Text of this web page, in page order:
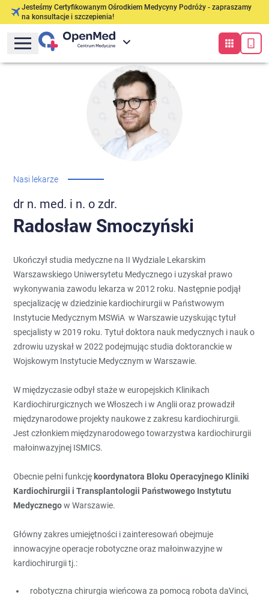
Jesteśmy Certyfikowanym Ośrodkiem Medycyny Podróży - zapraszamy
na konsultacje i szczepienia!
Nasi lekarze
dr n. med. i n. o zdr.
Radosław Smoczyński
Ukończył studia medyczne na II Wydziale Lekarskim
Warszawskiego Uniwersytetu Medycznego i uzyskał prawo
wykonywania zawodu lekarza w 2012 roku. Następnie podjął
specjalizację w dziedzinie kardiochirurgii w Państwowym
Instytucie Medycznym MSWiA w Warszawie uzyskując tytuł
specjalisty w 2019 roku. Tytuł doktora nauk medycznych i nauk o
zdrowiu uzyskał w 2022 podejmując studia doktoranckie w
Wojskowym Instytucie Medycznym w Warszawie.
W międzyczasie odbył staże w europejskich Klinikach
Kardiochirurgicznych we Włoszech i w Anglii oraz prowadził
międzynarodowe projekty naukowe z zakresu kardiochirurgii.
Jest członkiem międzynarodowego towarzystwa kardiochirurgii
małoinwazyjnej ISMICS.
Obecnie pełni funkcję koordynatora Bloku Operacyjnego Kliniki
Kardiochirurgii i Transplantologii Państwowego Instytutu
Medycznegow Warszawie.
Główny zakres umiejętności i zainteresowań obejmuje
innowacyjne operacje robotyczne oraz małoinwazyjne w
kardiochirurgii tj.:
robotyczna chirurgia wieńcowa za pomocą robota daVinci,